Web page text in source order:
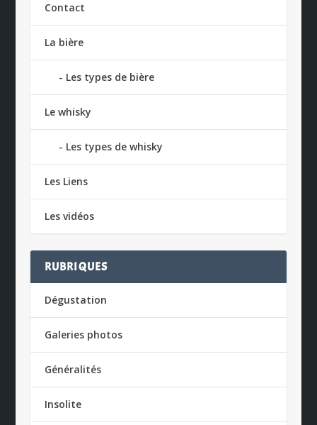
Contact
La bière
Les types de bière
Le whisky
Les types de whisky
Les Liens
Les vidéos
RUBRIQUES
Dégustation
Galeries photos
Généralités
Insolite